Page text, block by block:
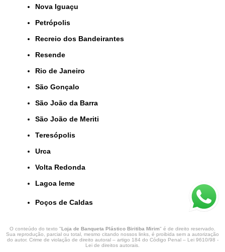
Nova Iguaçu
Petrópolis
Recreio dos Bandeirantes
Resende
Rio de Janeiro
São Gonçalo
São João da Barra
São João de Meriti
Teresópolis
Urca
Volta Redonda
lagoa leme
Poços de Caldas
O conteúdo do texto "Loja de Banqueta Plástico Biritiba Mirim" é de direito reservado.
Sua reprodução, parcial ou total, mesmo citando nossos links, é proibida sem a autorização
do autor. Crime de violação de direito autoral – artigo 184 do Código Penal – Lei 9610/98 -
Lei de direitos autorais